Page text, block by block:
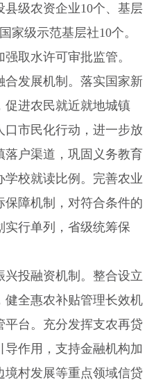
县级农资企业10个、基层
家级示范基层社10个。
取水许可审批监管。
发展机制。 落实国家新
促进农民就近就地城镇
市民化行动，进一步放
落户渠道，巩固义务教育
学校就读比例。完善农业
障机制，对符合条件的
行单列，省级统筹保
兴投融资机制。 整合设立
健全惠农补贴管理长效机
平台。充分发挥支农再贷
作用，支持金融机构加
境村发展等重点领域信贷